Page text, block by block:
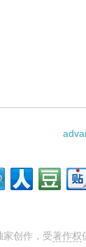
相关资料：
家创作，受著作权